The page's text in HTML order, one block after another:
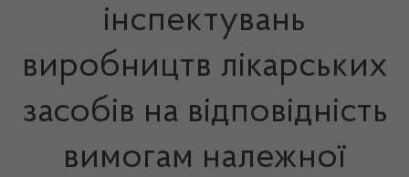
інспектувань
виробництв лікарських
засобів на відповідність
вимогам належної